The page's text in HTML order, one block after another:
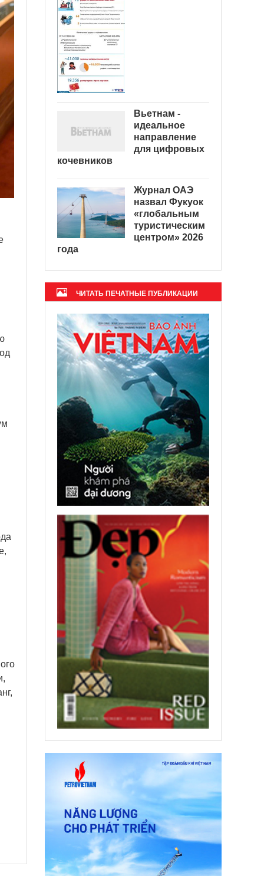
Вьетнам -
идеальное
направление
для цифровых
кочевников
Журнал ОАЭ
назвал Фукуок
«глобальным
туристическим
центром» 2026
года
ЧИТАТЬ ПЕЧАТНЫЕ ПУБЛИКАЦИИ